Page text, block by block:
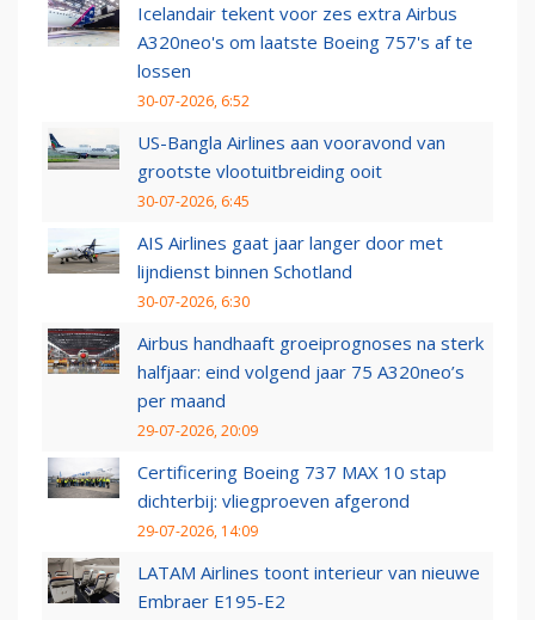
Icelandair tekent voor zes extra Airbus
A320neo's om laatste Boeing 757's af te
lossen
30-07-2026, 6:52
US-Bangla Airlines aan vooravond van
grootste vlootuitbreiding ooit
30-07-2026, 6:45
AIS Airlines gaat jaar langer door met
lijndienst binnen Schotland
30-07-2026, 6:30
Airbus handhaaft groeiprognoses na sterk
halfjaar: eind volgend jaar 75 A320neo’s
per maand
29-07-2026, 20:09
Certificering Boeing 737 MAX 10 stap
dichterbij: vliegproeven afgerond
29-07-2026, 14:09
LATAM Airlines toont interieur van nieuwe
Embraer E195-E2